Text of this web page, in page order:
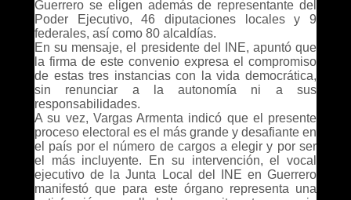
Guerrero se eligen además de representante del
Poder Ejecutivo, 46 diputaciones locales y 9
federales, así como 80 alcaldías.
En su mensaje, el presidente del INE, apuntó que
la firma de este convenio expresa el compromiso
de estas tres instancias con la vida democrática,
sin renunciar a la autonomía ni a sus
responsabilidades.
A su vez, Vargas Armenta indicó que el presente
proceso electoral es el más grande y desafiante en
el país por el número de cargos a elegir y por ser
el más incluyente. En su intervención, el vocal
ejecutivo de la Junta Local del INE en Guerrero
manifestó que para este órgano representa una